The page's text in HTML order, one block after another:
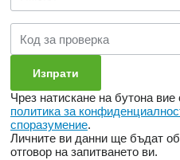
Чрез натискане на бутона
политика за
споразумение.
Личните ви данни ще бъдат
отговор на запитването ви.